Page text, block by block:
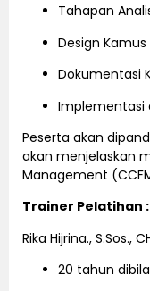
Tahapan
Design
Dokumentasi
Implementasi
Peserta akan
akan menjelaskan
Management
Trainer Pelatihan :
Rika Hijrina., S.Sos.,
20 tahun